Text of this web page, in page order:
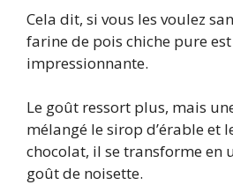
Cela dit, si vous les voulez
farine de pois chiche pure est
impressionnante.
Le goût ressort plus, mais
mélangé le sirop d’érable et
chocolat, il se transforme en
goût de noisette.